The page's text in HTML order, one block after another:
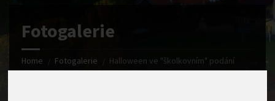
Fotogalerie
Home Fotogalerie Halloween ve "školkovním" podání